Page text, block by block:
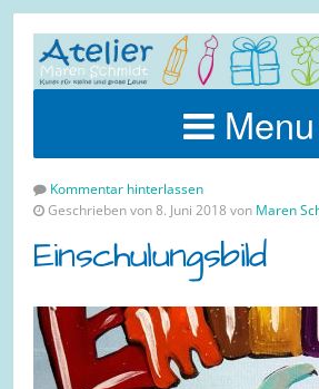
Menu
Kommentar hinterlassen
Geschrieben von 8. Juni 2018 von Maren
Einschulungsbild